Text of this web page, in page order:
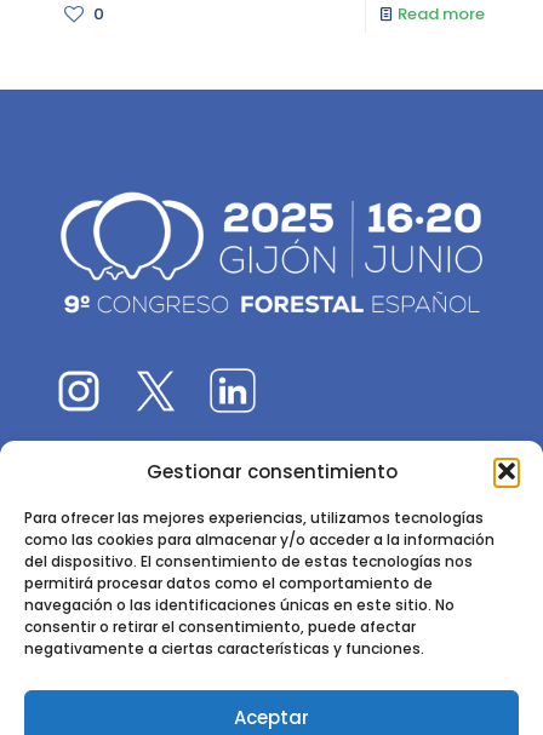
Gestionar consentimiento
Para ofrecer las mejores experiencias, utilizamos tecnologías
como las cookies para almacenar y/o acceder a la información
del dispositivo. El consentimiento de estas tecnologías nos
permitirá procesar datos como el comportamiento de
navegación o las identificaciones únicas en este sitio. No
consentir o retirar el consentimiento, puede afectar
negativamente a ciertas características y funciones.
Aceptar
0 Read more
El 9CFE es una actividad promovida por laSociedad
Instituto de Ciencias Forestales, INIA-CSIC
Ctra. de la Coruña km 7,5 - 28040 Madrid